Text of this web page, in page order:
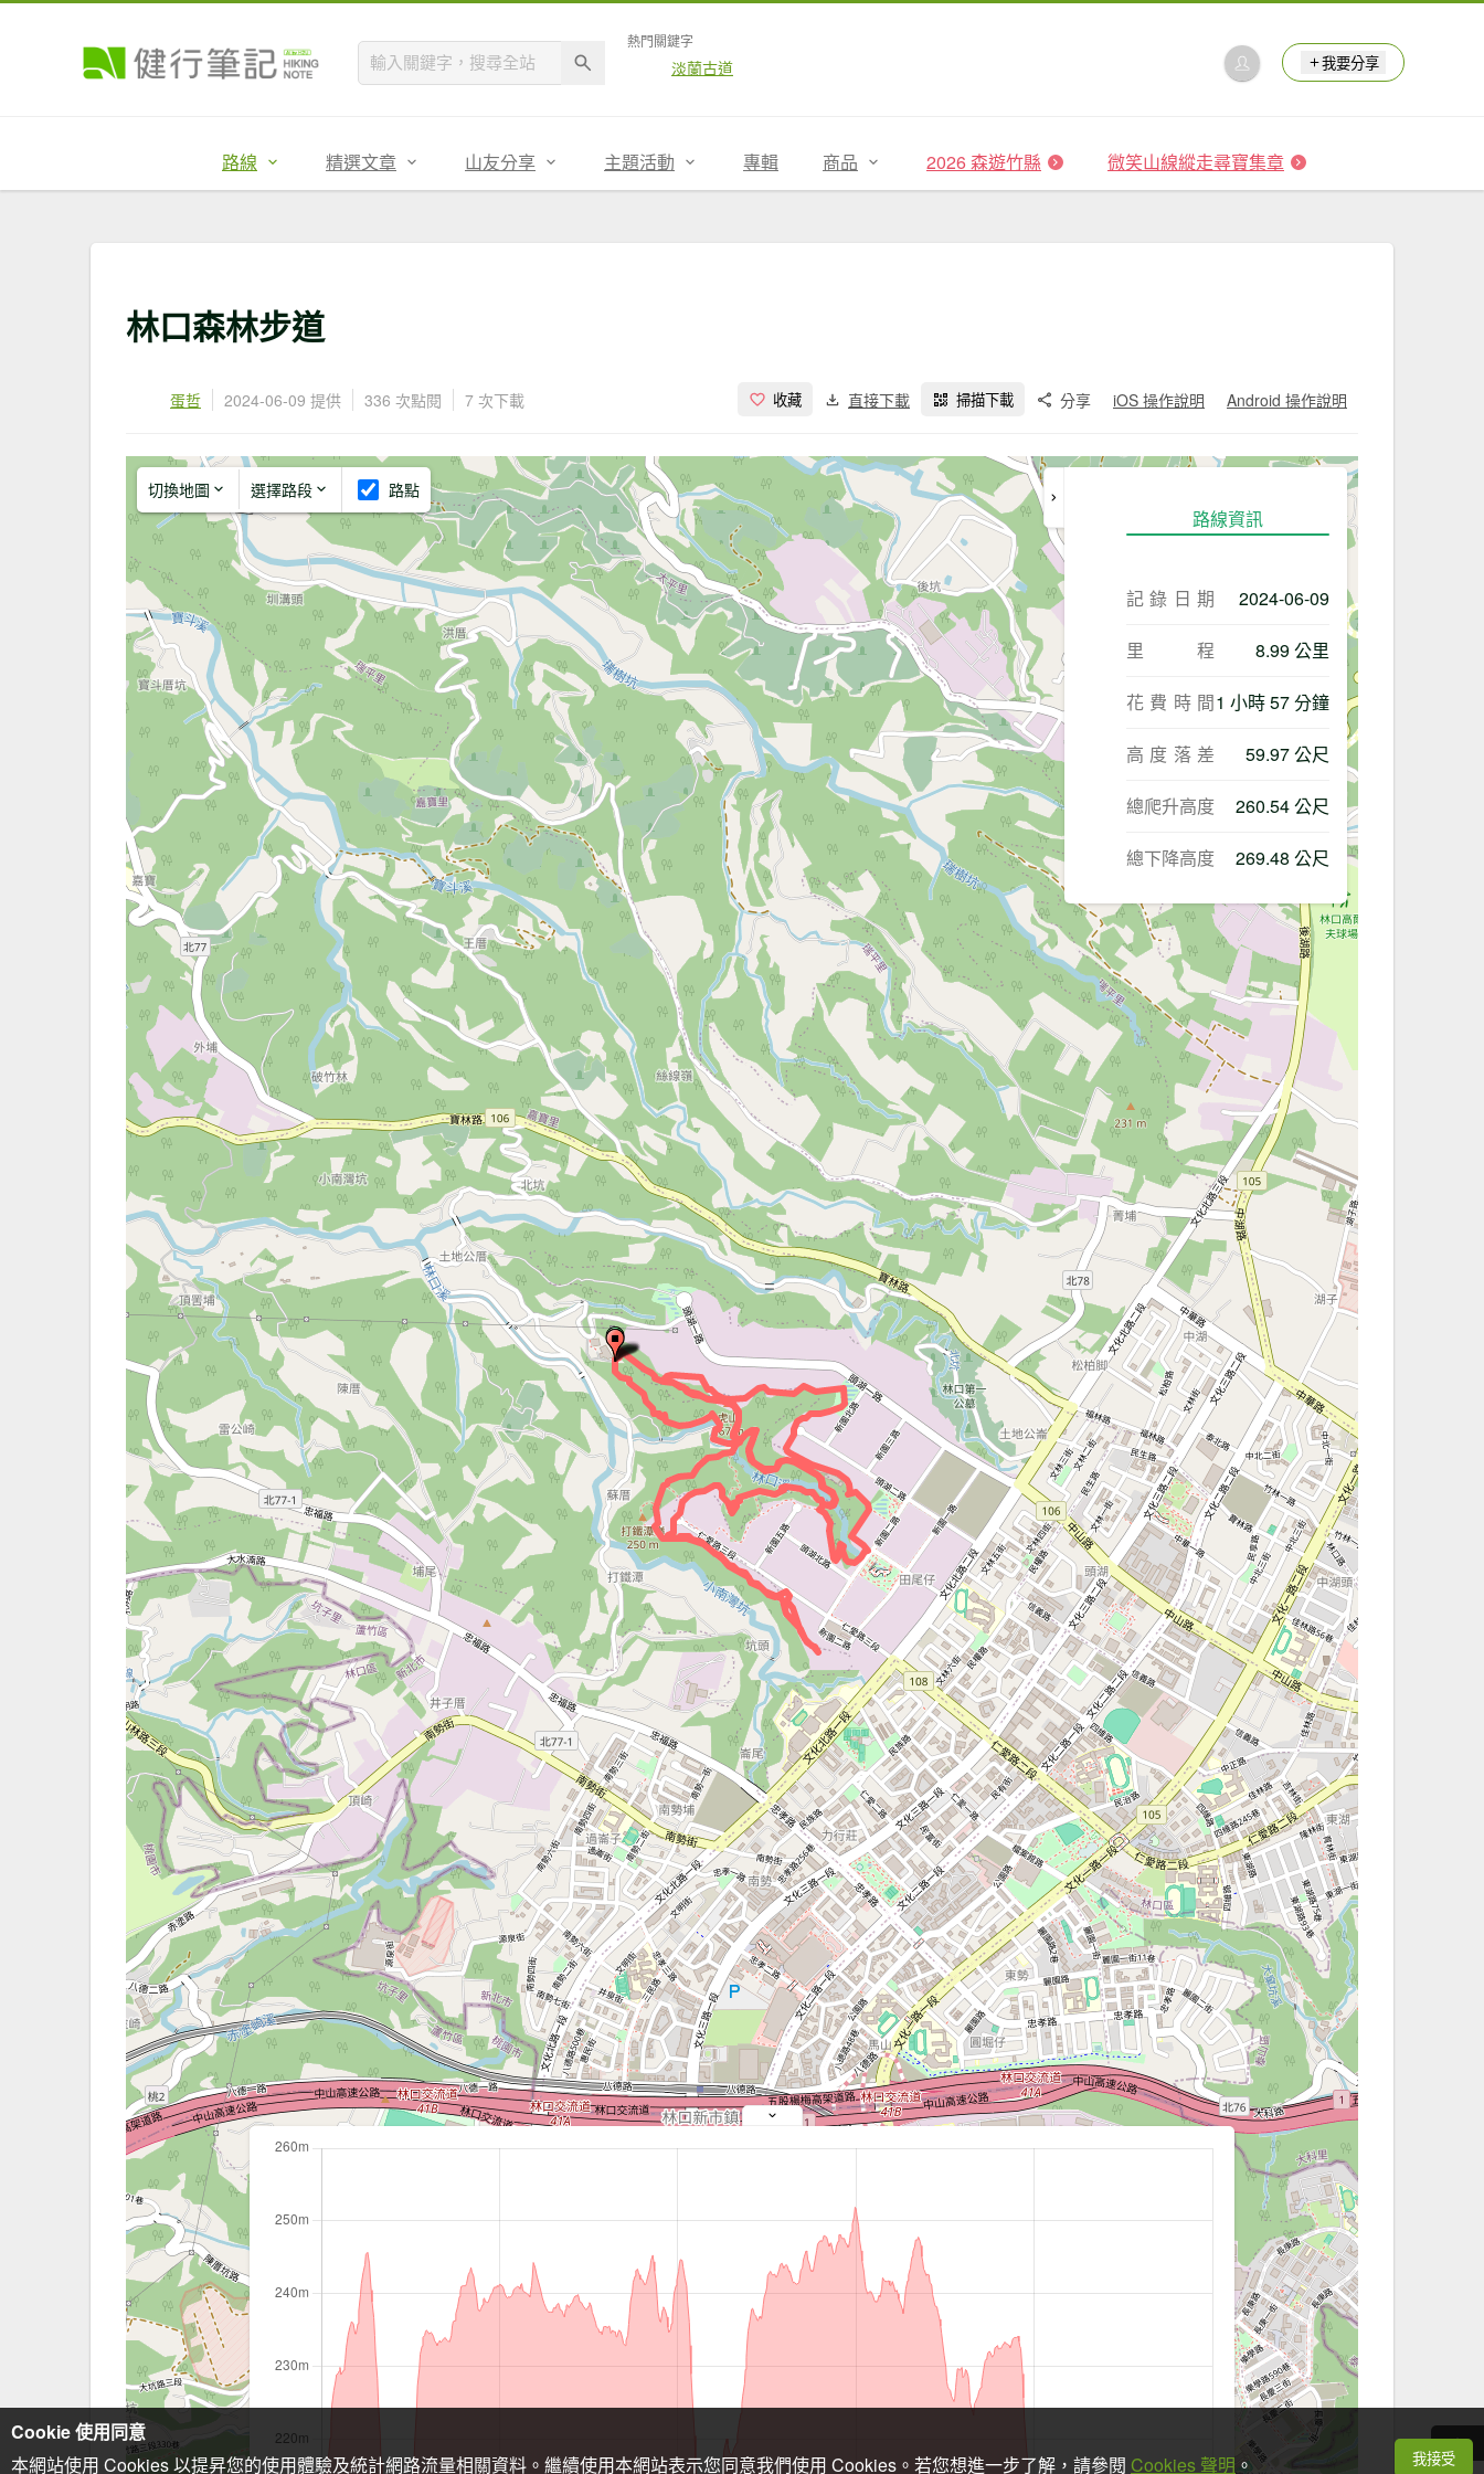
熱門關鍵字
淡蘭古道 我要分享
路線 精選文章 山友分享 主題活動 專輯 商品 2026 森遊竹縣 微笑山線縱走尋寶集章
林口森林步道
蛋哲 2024-06-09 提供 336 次點閱 7 次下載 收藏 直接下載 掃描下載 分享 iOS 操作說明 Android 操作說明
切換地圖 選擇路段 路點
路線資訊
記錄日期 2024-06-09
里程 8.99 公里
花費時間1 小時 57 分鐘
高度落差 59.97 公尺
總爬升高度 260.54 公尺
總下降高度 269.48 公尺
Cookie 使用同意
本網站使用 Cookies 以提昇您的使用體驗及統計網路流量相關資料。繼續使用本網站表示您同意我們使用 Cookies。若您想進一步了解，請參閱 Cookies 聲明。 我接受